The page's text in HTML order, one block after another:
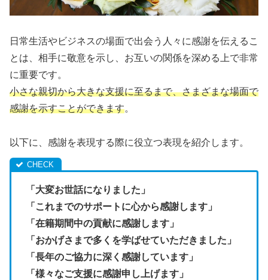
日常生活やビジネスの場面で出会う人々に感謝を伝えるこ
とは、相手に敬意を示し、お互いの関係を深める上で非常
に重要です。
小さな親切から大きな支援に至るまで、さまざまな場面で
感謝を示すことができます。
以下に、感謝を表現する際に役立つ表現を紹介します。
「大変お世話になりました」
「これまでのサポートに心から感謝します」
「在籍期間中の貢献に感謝します」
「おかげさまで多くを学ばせていただきました」
「長年のご協力に深く感謝しています」
「様々なご支援に感謝申し上げます」